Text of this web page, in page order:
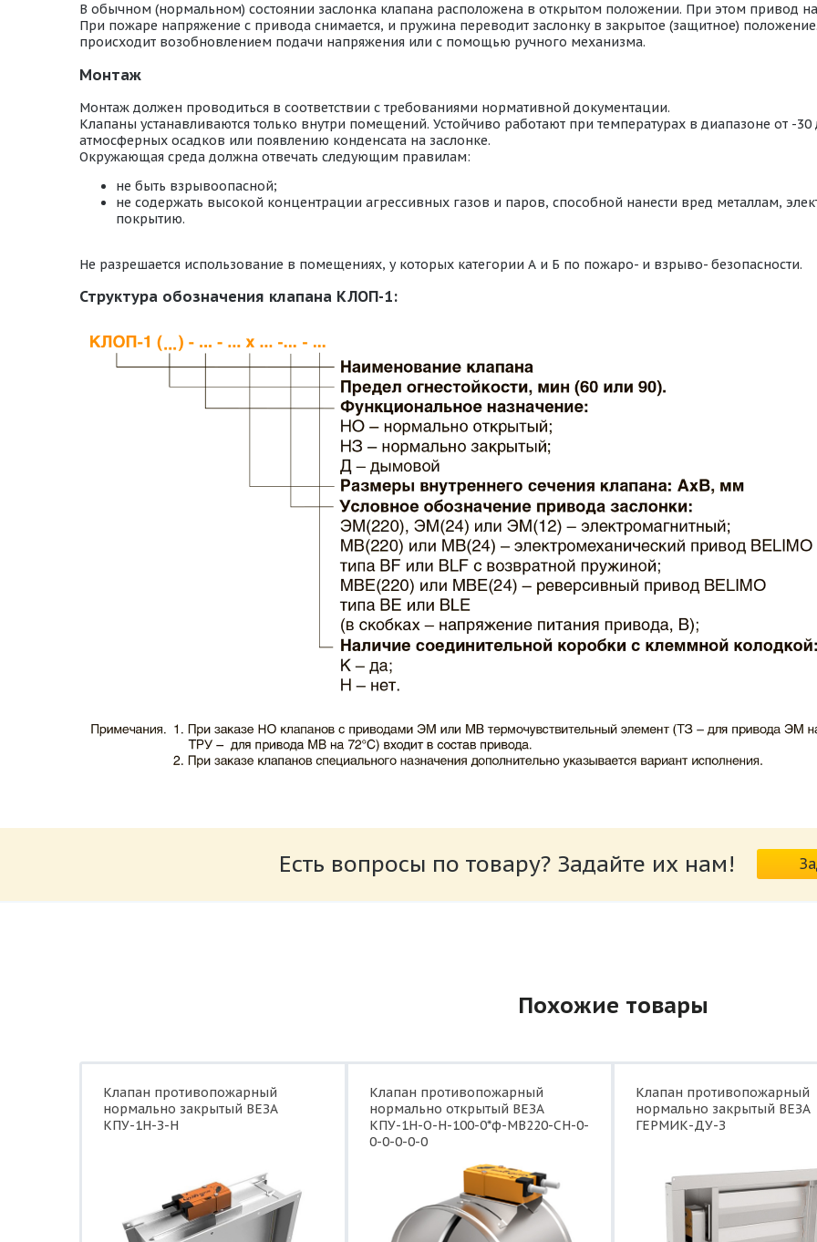
В обычном (нормальном) состоянии заслонка клапана расположена в открытом положении. При этом привод
При пожаре напряжение с привода снимается, и пружина переводит заслонку в закрытое (защитное)
происходит возобновлением подачи напряжения или с помощью ручного механизма.
Монтаж
Монтаж должен проводиться в соответствии с требованиями нормативной документации.
Клапаны устанавливаются только внутри помещений. Устойчиво работают при температурах в диапазоне от -
атмосферных осадков или появлению конденсата на заслонке.
Окружающая среда должна отвечать следующим правилам:
не быть взрывоопасной;
не содержать высокой концентрации агрессивных газов и паров, способной нанести вред металлам,
покрытию.
Не разрешается использование в помещениях, у которых категории А и Б по пожаро- и взрыво- безопасности.
Структура обозначения клапана КЛОП-1:
Размер: 503.71 Кб
Характеристики и схемы подключения приводов КЛОП-1.pdf
Есть вопросы по товару? Задайте их нам!
Похожие товары
Клапан противопожарный
нормально закрытый ВЕЗА
КПУ-1Н-З-Н
Клапан противопожарный
нормально открытый ВЕЗА
КПУ-1Н-О-Н-100-0*ф-МВ220-СН-0-
0-0-0-0-0
Клапан противопожарный
нормально закрытый ВЕЗА
ГЕРМИК-ДУ-З